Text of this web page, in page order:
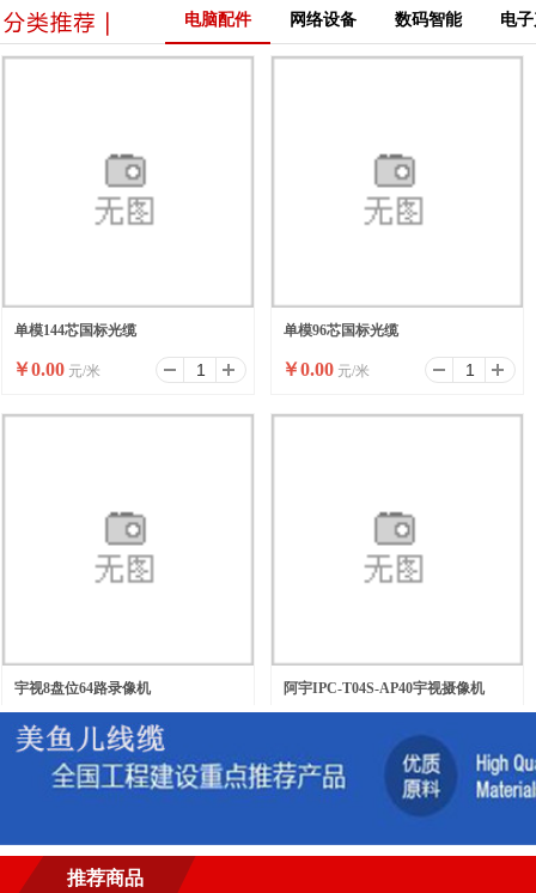
电脑配件 网络设备 数码智能 电
单模144芯国标光缆
￥0.00 元/米
单模96芯国标光缆
￥0.00 元/米
宇视8盘位64路录像机
￥0.00元/台
阿宇IPC-T04S-AP40宇视摄像机
推荐商品